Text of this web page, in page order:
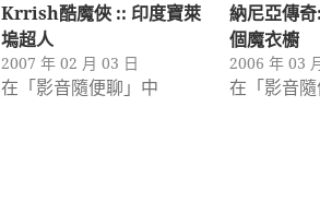
Krrish酷魔俠 :: 印度寶萊
塢超人
2007 年 02 月 03 日
在「影音隨便聊」中
納尼亞傳
個魔衣櫥
2006 年 03
在「影音